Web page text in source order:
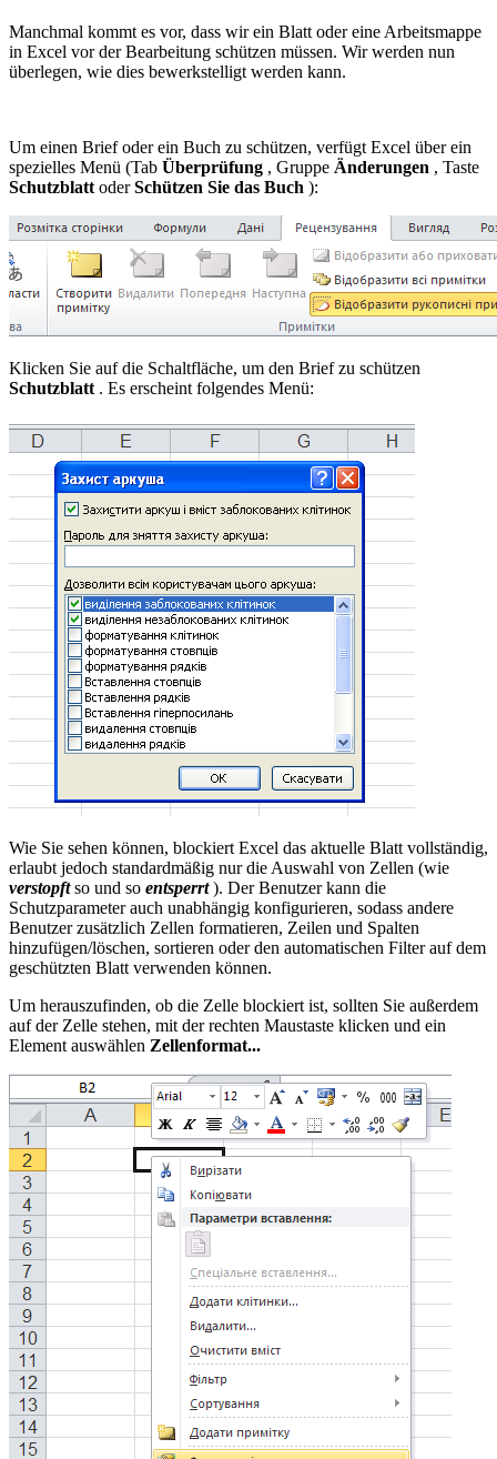
Manchmal kommt es vor, dass wir ein Blatt oder eine Arbeitsmappe
in Excel vor der Bearbeitung schützen müssen. Wir werden nun
überlegen, wie dies bewerkstelligt werden kann.
Um einen Brief oder ein Buch zu schützen, verfügt Excel über ein
spezielles Menü (Tab Überprüfung , Gruppe Änderungen , Taste
Schutzblatt oderSchützen Sie das Buch ):
Klicken Sie auf die Schaltfläche, um den Brief zu schützen
Schutzblatt . Es erscheint folgendes Menü:
Wie Sie sehen können, blockiert Excel das aktuelle Blatt vollständig,
erlaubt jedoch standardmäßig nur die Auswahl von Zellen (wie
verstopftso und so entsperrt). Der Benutzer kann die
Schutzparameter auch unabhängig konfigurieren, sodass andere
Benutzer zusätzlich Zellen formatieren, Zeilen und Spalten
hinzufügen/löschen, sortieren oder den automatischen Filter auf dem
geschützten Blatt verwenden können.
Um herauszufinden, ob die Zelle blockiert ist, sollten Sie außerdem
auf der Zelle stehen, mit der rechten Maustaste klicken und ein
Element auswählen Zellenformat...